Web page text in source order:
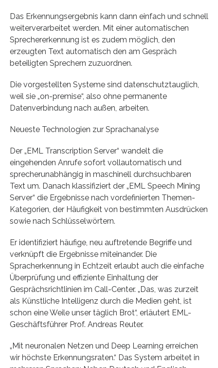
Das Erkennungsergebnis kann dann einfach und schnell
weiterverarbeitet werden. Mit einer automatischen
Sprechererkennung ist es zudem möglich, den
erzeugten Text automatisch den am Gespräch
beteiligten Sprechern zuzuordnen.
Die vorgestellten Systeme sind datenschutztauglich,
weil sie „on-premise“, also ohne permanente
Datenverbindung nach außen, arbeiten.
Neueste Technologien zur Sprachanalyse
Der „EML Transcription Server“ wandelt die
eingehenden Anrufe sofort vollautomatisch und
sprecherunabhängig in maschinell durchsuchbaren
Text um. Danach klassifiziert der „EML Speech Mining
Server“ die Ergebnisse nach vordefinierten Themen-
Kategorien, der Häufigkeit von bestimmten Ausdrücken
sowie nach Schlüsselwörtern.
Er identifiziert häufige, neu auftretende Begriffe und
verknüpft die Ergebnisse miteinander. Die
Spracherkennung in Echtzeit erlaubt auch die einfache
Überprüfung und effiziente Einhaltung der
Gesprächsrichtlinien im Call-Center. „Das, was zurzeit
als Künstliche Intelligenz durch die Medien geht, ist
schon eine Weile unser täglich Brot“, erläutert EML-
Geschäftsführer Prof. Andreas Reuter.
„Mit neuronalen Netzen und Deep Learning erreichen
wir höchste Erkennungsraten.“ Das System arbeitet in